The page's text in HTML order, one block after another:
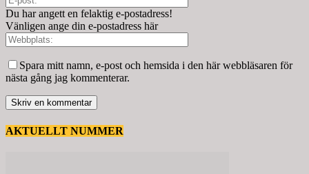
Du har angett en felaktig e-postadress!
Vänligen ange din e-postadress här
Spara mitt namn, e-post och hemsida i den här webbläsaren för
nästa gång jag kommenterar.
AKTUELLT NUMMER